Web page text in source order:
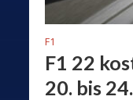
F1
F1 22
20. bis